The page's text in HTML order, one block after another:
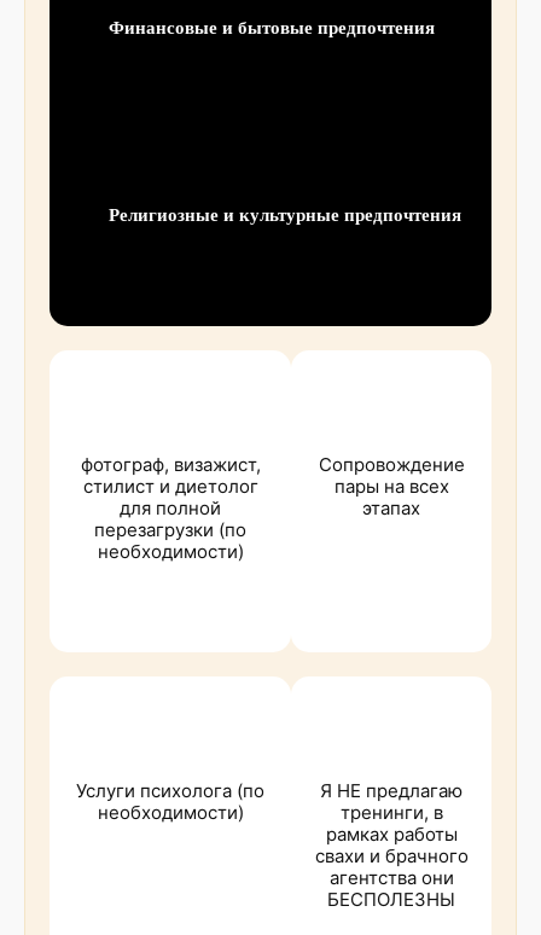
Финансовые и бытовые предпочтения
Религиозные и культурные предпочтения
фотограф, визажист,
стилист и диетолог
для полной
перезагрузки (по
необходимости)
Сопровождение
пары на всех
этапах
Услуги психолога (по
необходимости)
Я НЕ предлагаю
тренинги, в
рамках работы
свахи и брачного
агентства они
БЕСПОЛЕЗНЫ